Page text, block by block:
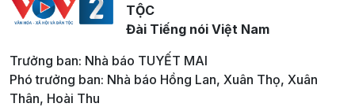
TỘC
Đài Tiếng nói Việt Nam
Trưởng ban: Nhà báo TUYẾT MAI
Phó trưởng ban: Nhà báo Hồng Lan, Xuân Thọ, Xuân
Thân, Hoài Thu